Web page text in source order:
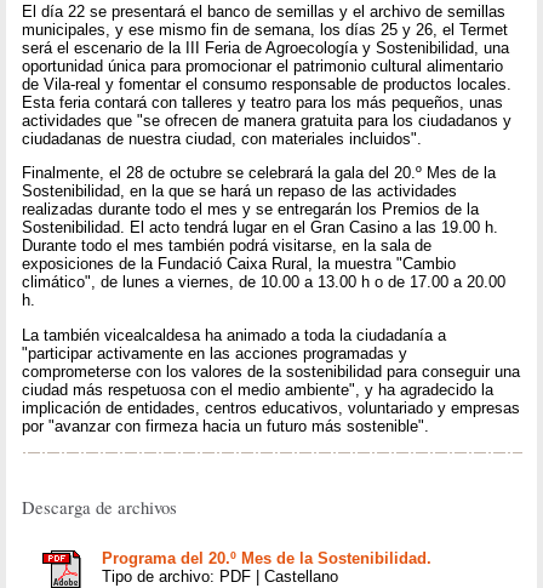
El día 22 se presentará el banco de semillas y el archivo de semillas
municipales, y ese mismo fin de semana, los días 25 y 26, el Termet
será el escenario de la III Feria de Agroecología y Sostenibilidad, una
oportunidad única para promocionar el patrimonio cultural alimentario
de Vila-real y fomentar el consumo responsable de productos locales.
Esta feria contará con talleres y teatro para los más pequeños, unas
actividades que "se ofrecen de manera gratuita para los ciudadanos y
ciudadanas de nuestra ciudad, con materiales incluidos".
Finalmente, el 28 de octubre se celebrará la gala del 20.º Mes de la
Sostenibilidad, en la que se hará un repaso de las actividades
realizadas durante todo el mes y se entregarán los Premios de la
Sostenibilidad. El acto tendrá lugar en el Gran Casino a las 19.00 h.
Durante todo el mes también podrá visitarse, en la sala de
exposiciones de la Fundació Caixa Rural, la muestra "Cambio
climático", de lunes a viernes, de 10.00 a 13.00 h o de 17.00 a 20.00
h.
La también vicealcaldesa ha animado a toda la ciudadanía a
"participar activamente en las acciones programadas y
comprometerse con los valores de la sostenibilidad para conseguir una
ciudad más respetuosa con el medio ambiente", y ha agradecido la
implicación de entidades, centros educativos, voluntariado y empresas
por "avanzar con firmeza hacia un futuro más sostenible".
Descarga de archivos
Programa del 20.º Mes de la Sostenibilidad.
Tipo de archivo: PDF | Castellano